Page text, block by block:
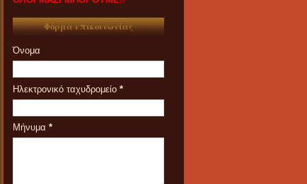
Φόρμα επικοινωνίας
Όνομα
Ηλεκτρονικό ταχυδρομείο *
Μήνυμα *